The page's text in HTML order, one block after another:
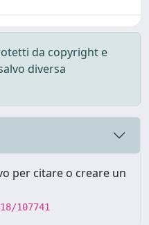
da copyright e
diversa
per citare o creare un
107741